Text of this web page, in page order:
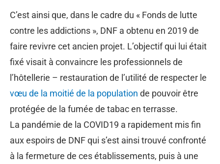
C’est ainsi que, dans le cadre du « Fonds de lutte
contre les addictions », DNF a obtenu en 2019 de
faire revivre cet ancien projet. L’objectif qui lui était
fixé visait à convaincre les professionnels de
l’hôtellerie – restauration de l’utilité de respecter le
vœu de la moitié de la population de pouvoir être
protégée de la fumée de tabac en terrasse.
La pandémie de la COVID19 a rapidement mis fin
aux espoirs de DNF qui s’est ainsi trouvé confronté
à la fermeture de ces établissements, puis à une